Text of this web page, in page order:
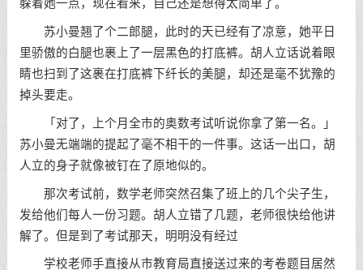
躲着她一点，现在看来，自己还是想得太简单了。
苏小曼翘了个二郎腿，此时的天已经有了凉意，她平日
里骄傲的白腿也裹上了一层黑色的打底裤。胡人立话说着眼
睛也扫到了这裹在打底裤下纤长的美腿，却还是毫不犹豫的
掉头要走。
「对了，上个月全市的奥数考试听说你拿了第一名。」
苏小曼无端端的提起了毫不相干的一件事。这话一出口，胡
人立的身子就像被钉在了原地似的。
那次考试前，数学老师突然召集了班上的几个尖子生，
发给他们每人一份习题。胡人立错了几题，老师很快给他讲
解了。但是到了考试那天，明明没有经过
学校老师手直接从市教育局直接送过来的考卷题目居然